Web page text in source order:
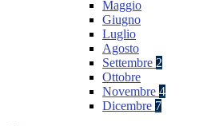
Maggio
Giugno
Luglio
Agosto
Settembre 2
Ottobre
Novembre 4
Dicembre 7